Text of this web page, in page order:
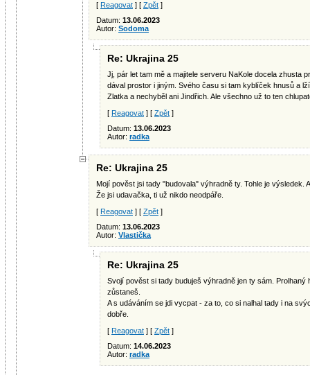
[ Reagovat ] [ Zpět ]
Datum: 13.06.2023
Autor: Sodoma
Re: Ukrajina 25
Jj, pár let tam mě a majitele serveru NaKole docela zhusta
dával prostor i jiným. Svého času si tam kyblíček hnusů a
Zlatka a nechyběl ani Jindřich. Ale všechno už to ten
[ Reagovat ] [ Zpět ]
Datum: 13.06.2023
Autor: radka
Re: Ukrajina 25
Mojí pověst jsi tady "budovala" výhradně ty. Tohle je výsledek.
Že jsi udavačka, ti už nikdo neodpáře.
[ Reagovat ] [ Zpět ]
Datum: 13.06.2023
Autor: Vlastička
Re: Ukrajina 25
Svojí pověst si tady buduješ výhradně jen ty sám. Prolhaný
zůstaneš.
A s udáváním se jdi vycpat - za to, co si nalhal tady i na
dobře.
[ Reagovat ] [ Zpět ]
Datum: 14.06.2023
Autor: radka